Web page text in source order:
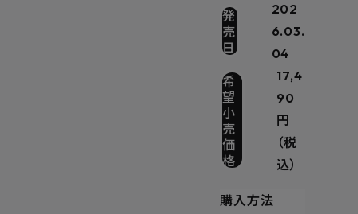
発
売
日
202
6.03.
04
希
望
小
売
価
格
17,4
90
円
（税
込）
購入方法